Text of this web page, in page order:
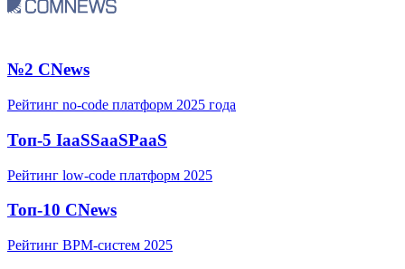
№2 CNews
Рейтинг no-code платформ 2025 года
Топ-5 IaaSSaaSPaaS
Рейтинг low-code платформ 2025
Топ-10 CNews
Рейтинг BPM-систем 2025